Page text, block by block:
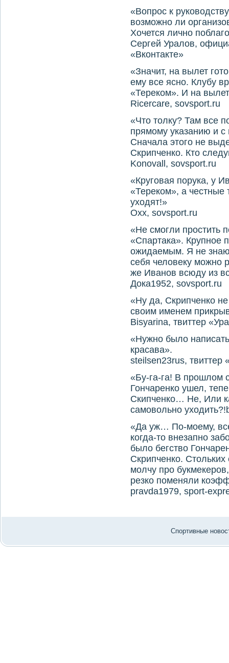
«Вопрос к
возможно ли
Хочется лично
Сергей Уралов,
«Вконтакте»
«Значит, на вылет
ему все ясно. Клубу
«Тереком». И на
Ricercare, sovsport.ru
«Что толку? Там все
прямому указанию и
Сначала этого не
Скрипченко. Кто
Konovall, sovsport.ru
«Круговая порука, у
«Тереком», а честные
уходят!»
Oxx, sovsport.ru
«Не смогли простить
«Спартака». Крупное
ожидаемым. Я не
себя человеку можно
же Иванов всюду из
Дока1952, sovsport.ru
«Ну да, Скрипченко
своим именем
Bisyarina, твиттер
«Нужно было
красава».
steilsen23rus, твиттер
«Бу-га-га! В прошлом
Гончаренко ушел,
Скипченко… Не, Или
самовольно
«Да уж… По-моему,
когда-то внезапно
было бегство
Скрипченко.
молчу про
резко поменяли
pravda1979, sport-
Спортивные